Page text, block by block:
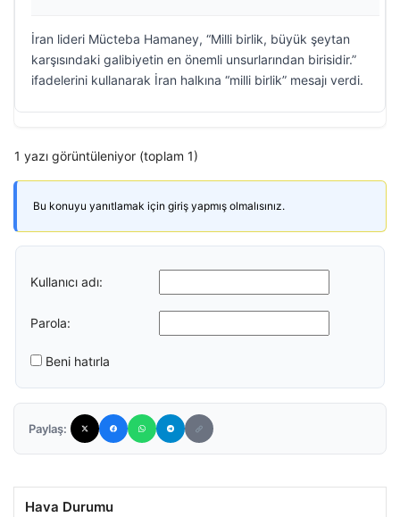
İran lideri Mücteba Hamaney, “Milli birlik, büyük şeytan
karşısındaki galibiyetin en önemli unsurlarından birisidir.”
ifadelerini kullanarak İran halkına “milli birlik” mesajı verdi.
1 yazı görüntüleniyor (toplam 1)
Bu konuyu yanıtlamak için giriş yapmış olmalısınız.
Kullanıcı adı:
Parola:
Beni hatırla
Paylaş:
Hava Durumu